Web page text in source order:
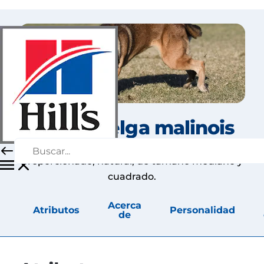
Pastor belga malinois
El Malinois Belga es un perro elegante, bien
proporcionado, natural, de tamaño mediano y
cuadrado.
Atributos
Acerca
de
Personalidad